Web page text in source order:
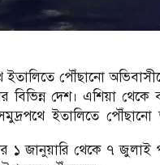
পৌঁছানো
দেশ। এশিয়া থেকে
ইতালিতে পৌঁছানো
১ জানুয়ারি থেকে ৭ জুলাই